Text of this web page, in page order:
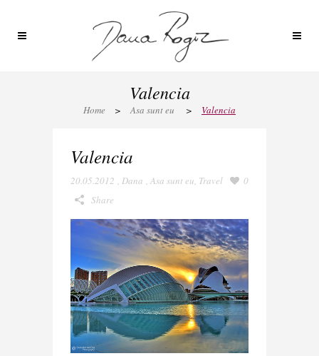
Valencia
Home > Asa sunt eu > Valencia
Valencia
20.05.2012 , Dana , Asa sunt eu, Travel
0
Share